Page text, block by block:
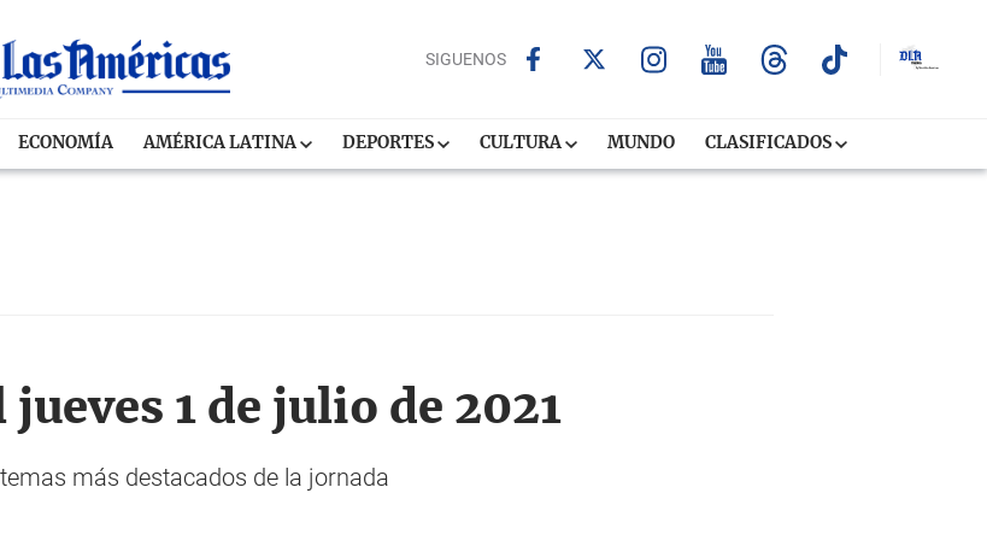
SIGUENOS
ECONOMÍA AMÉRICA LATINA DEPORTES CULTURA MUNDO CLASIFICADOS
1 de julio de 2021
más destacados de la jornada